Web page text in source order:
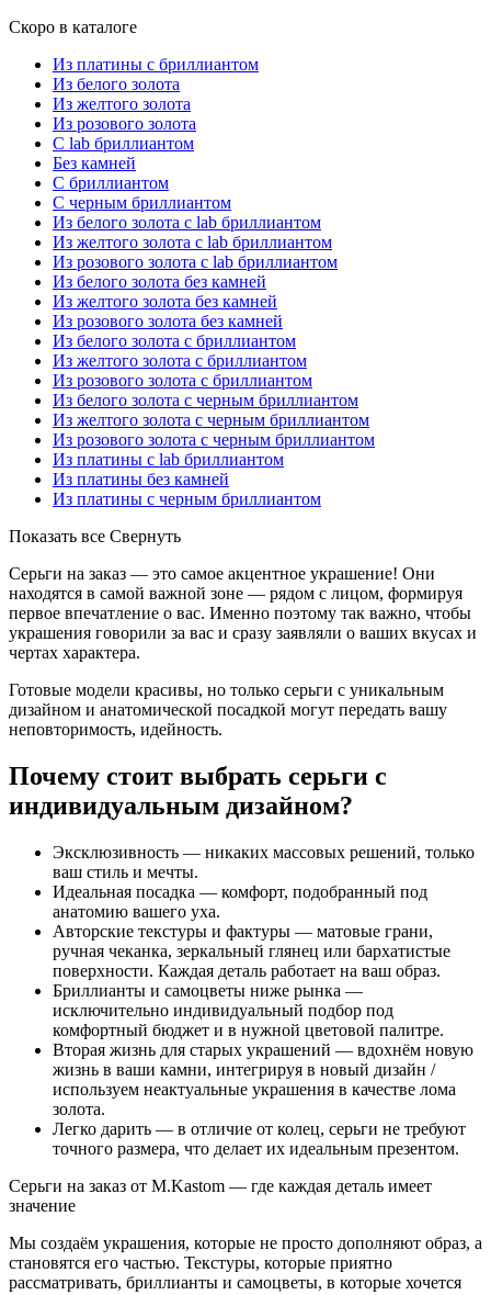
Скоро в каталоге
Из платины с бриллиантом
Из белого золота
Из желтого золота
Из розового золота
С lab бриллиантом
Без камней
С бриллиантом
С черным бриллиантом
Из белого золота с lab бриллиантом
Из желтого золота с lab бриллиантом
Из розового золота с lab бриллиантом
Из белого золота без камней
Из желтого золота без камней
Из розового золота без камней
Из белого золота с бриллиантом
Из желтого золота с бриллиантом
Из розового золота с бриллиантом
Из белого золота с черным бриллиантом
Из желтого золота с черным бриллиантом
Из розового золота с черным бриллиантом
Из платины с lab бриллиантом
Из платины без камней
Из платины с черным бриллиантом
Показать все Свернуть
Серьги на заказ — это самое акцентное украшение! Они
находятся в самой важной зоне — рядом с лицом, формируя
первое впечатление о вас. Именно поэтому так важно, чтобы
украшения говорили за вас и сразу заявляли о ваших вкусах и
чертах характера.
Готовые модели красивы, но только серьги с уникальным
дизайном и анатомической посадкой могут передать вашу
неповторимость, идейность.
Почему стоит выбрать серьги с
индивидуальным дизайном?
Эксклюзивность — никаких массовых решений, только
ваш стиль и мечты.
Идеальная посадка — комфорт, подобранный под
анатомию вашего уха.
Авторские текстуры и фактуры — матовые грани,
ручная чеканка, зеркальный глянец или бархатистые
поверхности. Каждая деталь работает на ваш образ.
Бриллианты и самоцветы ниже рынка —
исключительно индивидуальный подбор под
комфортный бюджет и в нужной цветовой палитре.
Вторая жизнь для старых украшений — вдохнём новую
жизнь в ваши камни, интегрируя в новый дизайн /
используем неактуальные украшения в качестве лома
золота.
Легко дарить — в отличие от колец, серьги не требуют
точного размера, что делает их идеальным презентом.
Серьги на заказ от M.Kastom — где каждая деталь имеет
значение
Мы создаём украшения, которые не просто дополняют образ, а
становятся его частью. Текстуры, которые приятно
рассматривать, бриллианты и самоцветы, в которые хочется